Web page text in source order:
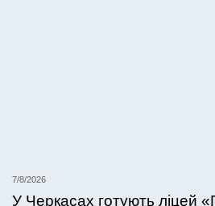
7/8/2026
У Черкасах готують ліцей